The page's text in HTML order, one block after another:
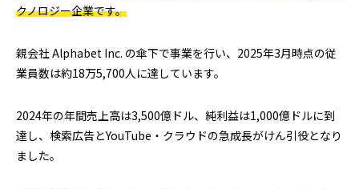
クノロジー企業です。
親会社 Alphabet Inc. の傘下で事業を行い、2025年3月時点の従
業員数は約18万5,700人に達しています。
2024年の年間売上高は3,500億ドル、純利益は1,000億ドルに到
達し、検索広告とYouTube・クラウドの急成長がけん引役となり
ました。